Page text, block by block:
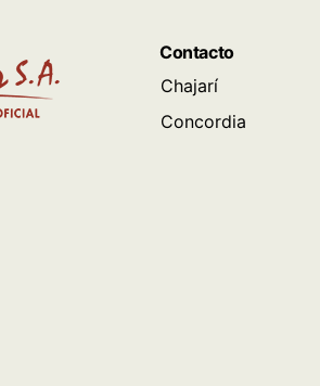
Contacto
Chajarí
Concordia